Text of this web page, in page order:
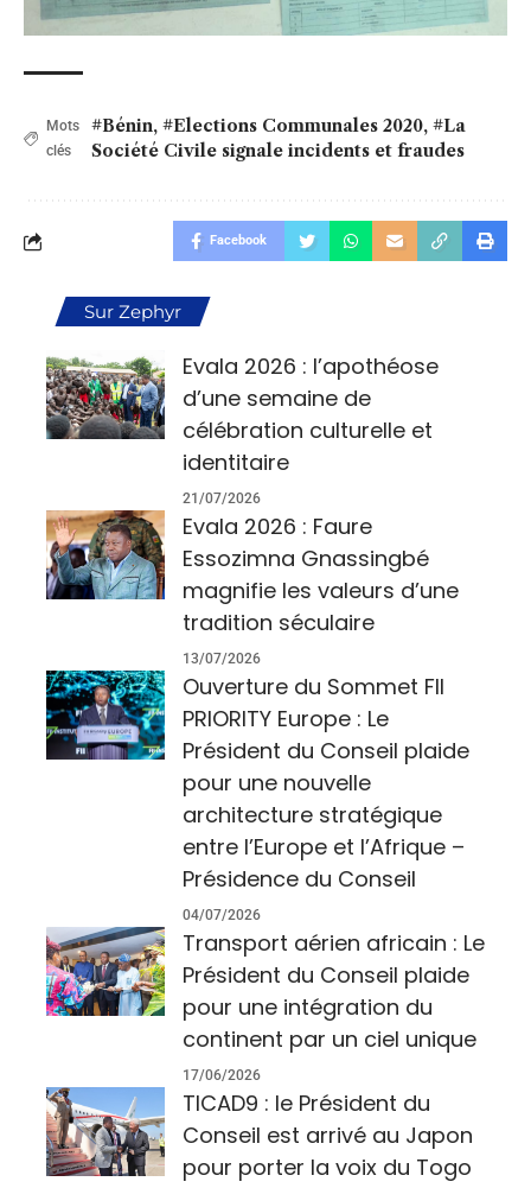
Mots
clés
#Bénin, #Elections Communales 2020, #La
Société Civile signale incidents et fraudes
Facebook
Sur Zephyr
Evala 2026 : l’apothéose
d’une semaine de
célébration culturelle et
identitaire
21/07/2026
Evala 2026 : Faure
Essozimna Gnassingbé
magnifie les valeurs d’une
tradition séculaire
13/07/2026
Ouverture du Sommet FII
PRIORITY Europe : Le
Président du Conseil plaide
pour une nouvelle
architecture stratégique
entre l’Europe et l’Afrique –
Présidence du Conseil
04/07/2026
Transport aérien africain : Le
Président du Conseil plaide
pour une intégration du
continent par un ciel unique
17/06/2026
TICAD9 : le Président du
Conseil est arrivé au Japon
pour porter la voix du Togo